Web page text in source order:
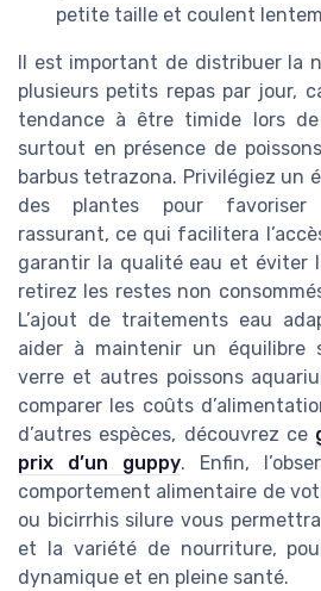
petite taille et coulent
Il est important de distribuer la
plusieurs petits repas par jour,
tendance à être timide lors
surtout en présence de
barbus tetrazona. Privilégiez un
des plantes pour favoriser
rassurant, ce qui facilitera
garantir la qualité eau et éviter
retirez les restes non
L’ajout de traitements eau
aider à maintenir un équilibre
verre et autres poissons
comparer les coûts
d’autres espèces, découvrez ce
prix d’un guppy. Enfin,
comportement alimentaire de
ou bicirrhis silure vous
et la variété de nourriture,
dynamique et en pleine santé.